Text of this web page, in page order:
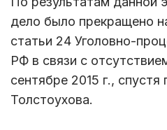
дело было прекращено
статьи 24 Уголовно-
РФ в связи с
сентябре 2015 г.,
Толстоухова.